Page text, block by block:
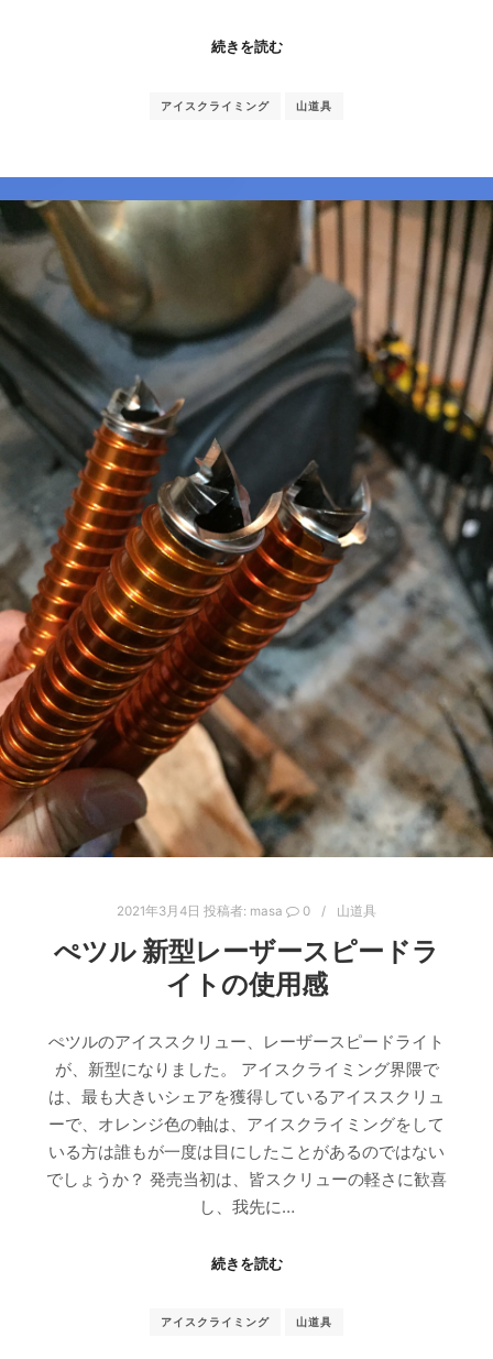
続きを読む
アイスクライミング 山道具
2021年3月4日 投稿者: masa 0 山道具
ぺツル 新型レーザースピードラ
イトの使用感
ぺツルのアイススクリュー、レーザースピードライト
が、新型になりました。 アイスクライミング界隈で
は、最も大きいシェアを獲得しているアイススクリュ
ーで、オレンジ色の軸は、アイスクライミングをして
いる方は誰もが一度は目にしたことがあるのではない
でしょうか？ 発売当初は、皆スクリューの軽さに歓喜
し、我先に…
続きを読む
アイスクライミング 山道具